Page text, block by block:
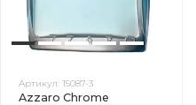
Артикул: 15087-3
Azzaro Chrome